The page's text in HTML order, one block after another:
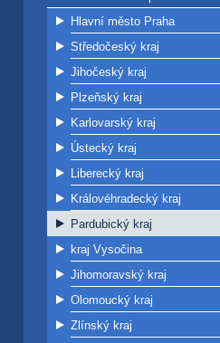
Hlavní město Praha
Středočeský kraj
Jihočeský kraj
Plzeňský kraj
Karlovarský kraj
Ústecký kraj
Liberecký kraj
Královéhradecký kraj
Pardubický kraj
kraj Vysočina
Jihomoravský kraj
Olomoucký kraj
Zlínský kraj